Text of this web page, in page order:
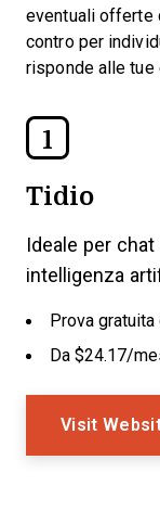
eventuali offerte
contro per
risponde alle tue
1
Tidio
Ideale per
intelligenza
Prova
Da $24.17/
Visit